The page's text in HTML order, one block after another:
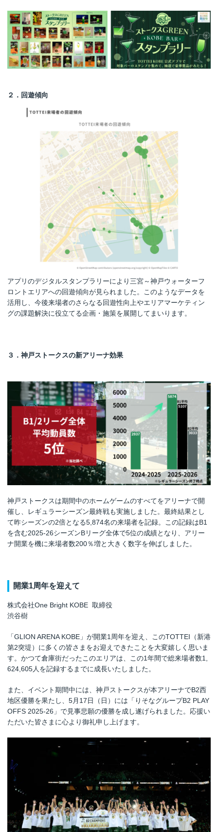
２．回遊傾向
アプリのデジタルスタンプラリーにより三宮～神戸ウォーターフ
ロントエリアへの回遊傾向が見られました。このようなデータを
活用し、今後来場者のさらなる回遊性向上やエリアマーケティン
グの課題解決に役立てる企画・施策を展開してまいります。
３．神戸ストークスの新アリーナ効果
神戸ストークスは期間中のホームゲームのすべてをアリーナで開
催し、レギュラーシーズン最終戦も実施しました。最終結果とし
て昨シーズンの2倍となる5,874名の来場者を記録。この記録はB1
を含む2025-26シーズンBリーグ全体で5位の成績となり、アリー
ナ開業を機に来場者数200％増と大きく数字を伸ばしました。
開業1周年を迎えて
株式会社One Bright KOBE 取締役
渋谷樹
「GLION ARENA KOBE」が開業1周年を迎え、このTOTTEI（新港
第2突堤）に多くの皆さまをお迎えできたことを大変嬉しく思いま
す。かつて倉庫街だったこのエリアは、この1年間で総来場者数1,
624,605人を記録するまでに成長いたしました。
また、イベント期間中には、神戸ストークスが本アリーナでB2西
地区優勝を果たし、5月17日（日）には「りそなグループB2 PLAY
OFFS 2025-26」で見事悲願の優勝を成し遂げられました。応援い
ただいた皆さまに心より御礼申し上げます。